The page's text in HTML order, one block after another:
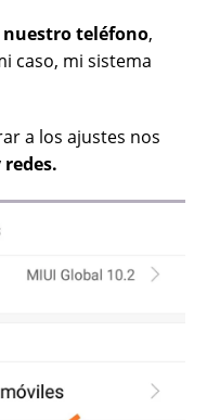
nuestro teléfono,
caso, mi sistema
a los ajustes nos
redes.